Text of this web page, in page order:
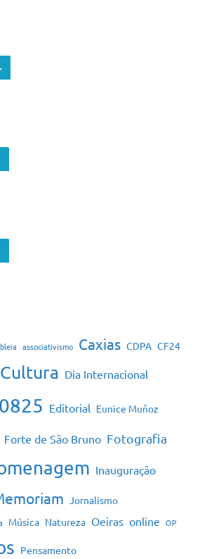
associativismo Caxias CDPA CF24
Cultura Dia Internacional
Editorial Eunice Muñoz
Forte de São Bruno Fotografia
Inauguração
Jornalismo
Música Natureza Oeiras online OP
Pensamento